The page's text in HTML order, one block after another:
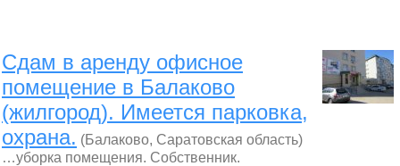
Сдам в аренду офисное
помещение в Балаково
(жилгород). Имеется парковка,
охрана. (Балаково, Саратовская область)
…уборка помещения. Собственник.